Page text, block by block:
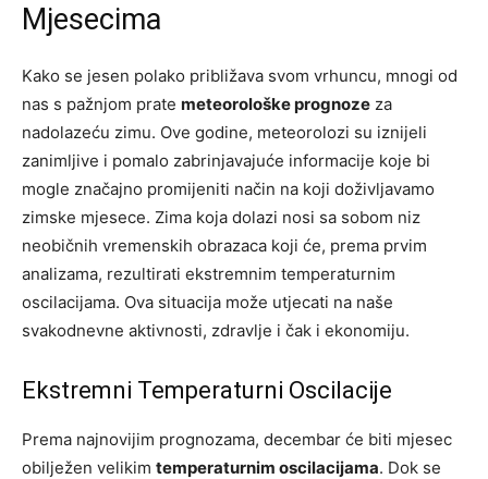
Mjesecima
Kako se jesen polako približava svom vrhuncu, mnogi od
nas s pažnjom prate meteorološke prognoze za
nadolazeću zimu. Ove godine, meteorolozi su iznijeli
zanimljive i pomalo zabrinjavajuće informacije koje bi
mogle značajno promijeniti način na koji doživljavamo
zimske mjesece. Zima koja dolazi nosi sa sobom niz
neobičnih vremenskih obrazaca koji će, prema prvim
analizama, rezultirati ekstremnim temperaturnim
oscilacijama. Ova situacija može utjecati na naše
svakodnevne aktivnosti, zdravlje i čak i ekonomiju.
Ekstremni Temperaturni Oscilacije
Prema najnovijim prognozama, decembar će biti mjesec
obilježen velikim temperaturnim oscilacijama. Dok se